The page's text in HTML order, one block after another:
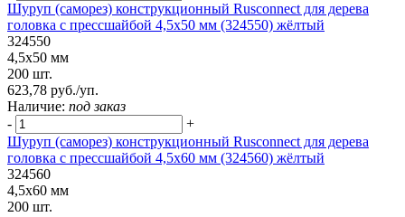
Шуруп (саморез) конструкционный Rusconnect для дерева
головка с прессшайбой 4,5х50 мм (324550) жёлтый
324550
4,5х50 мм
200 шт.
623,78 руб./уп.
Наличие: под заказ
-
+
Шуруп (саморез) конструкционный Rusconnect для дерева
головка с прессшайбой 4,5х60 мм (324560) жёлтый
324560
4,5х60 мм
200 шт.